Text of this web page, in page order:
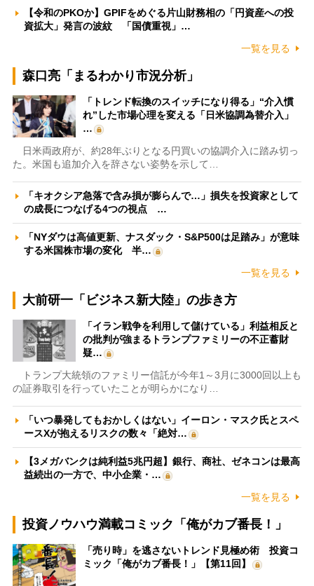
【令和のPKOか】GPIFをめぐる片山財務相の「円資産への投
資拡大」発言の波紋 「国債重視」…
一覧を見る
森口亮「まるわかり市況分析」
「トレンド転換のスイッチになり得る」“介入慣
れ”した市場心理を変える「日米協調為替介入」
…
日米両政府が、約28年ぶりとなる円買いの協調介入に踏み切っ
た。米国も追加介入を辞さない姿勢を示して…
「キオクシア急落で含み損が膨らんで…」損失を投資家として
の成長につなげる4つの視点 …
「NYダウは高値更新、ナスダック・S&P500は足踏み」が意味
する米国株市場の変化 半…
一覧を見る
大前研一「ビジネス新大陸」の歩き方
「イラン戦争を利用して儲けている」利益相反と
の批判が強まるトランプファミリーの不正蓄財
疑…
トランプ大統領のファミリー信託が今年1～3月に3000回以上も
の証券取引を行っていたことが明らかになり…
「いつ暴発してもおかしくはない」イーロン・マスク氏とスペ
ースXが抱えるリスクの数々「絶対…
【3メガバンクは純利益5兆円超】銀行、商社、ゼネコンは最高
益続出の一方で、中小企業・…
一覧を見る
投資ノウハウ満載コミック「俺がカブ番長！」
「売り時」を逃さないトレンド見極め術 投資コ
ミック「俺がカブ番長！」【第11回】